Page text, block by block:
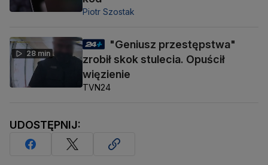
Piotr Szostak
28 min
"Geniusz przestępstwa"
zrobił skok stulecia. Opuścił
więzienie
TVN24
UDOSTĘPNIJ: